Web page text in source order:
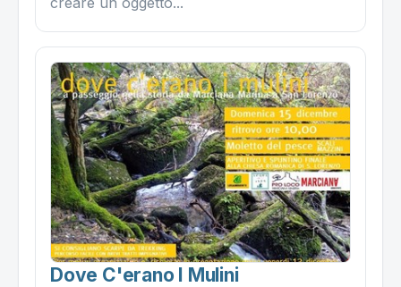
Dove C'erano I Mulini